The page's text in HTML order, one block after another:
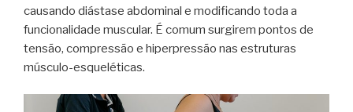
causando diástase abdominal e modificando toda a
funcionalidade muscular. É comum surgirem pontos de
tensão, compressão e hiperpressão nas estruturas
músculo-esqueléticas.